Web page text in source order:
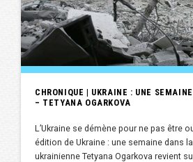
CHRONIQUE | UKRAINE : UNE
– TETYANA OGARKOVA
L’Ukraine se démène pour ne pas être
édition de Ukraine : une semaine dans
ukrainienne Tetyana Ogarkova revient